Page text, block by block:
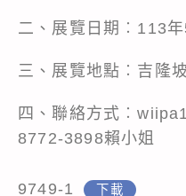
二、展覽日期︰113
三、展覽地點︰吉隆
四、聯絡方式
8772-3898賴小姐
9749-1 下載